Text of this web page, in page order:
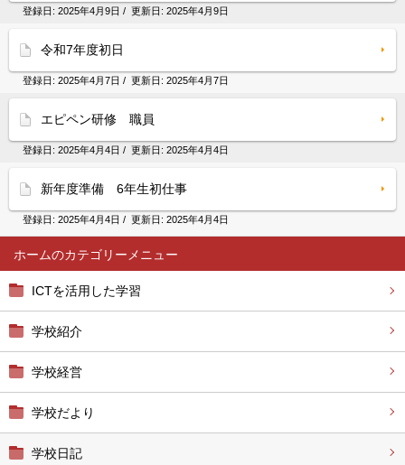
ホーム
ICTを活用した学習
学校紹介
学校経営
学校だより
学校日記
登録日: 2025年4月9日 / 更新日: 2025年4月9日
令和7年度初日
登録日: 2025年4月7日 / 更新日: 2025年4月7日
エピペン研修 職員
登録日: 2025年4月4日 / 更新日: 2025年4月4日
新年度準備 6年生初仕事
登録日: 2025年4月4日 / 更新日: 2025年4月4日